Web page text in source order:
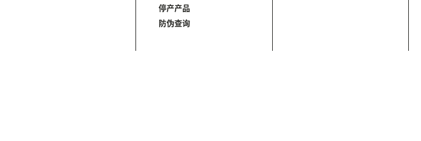
停产产品
防伪查询